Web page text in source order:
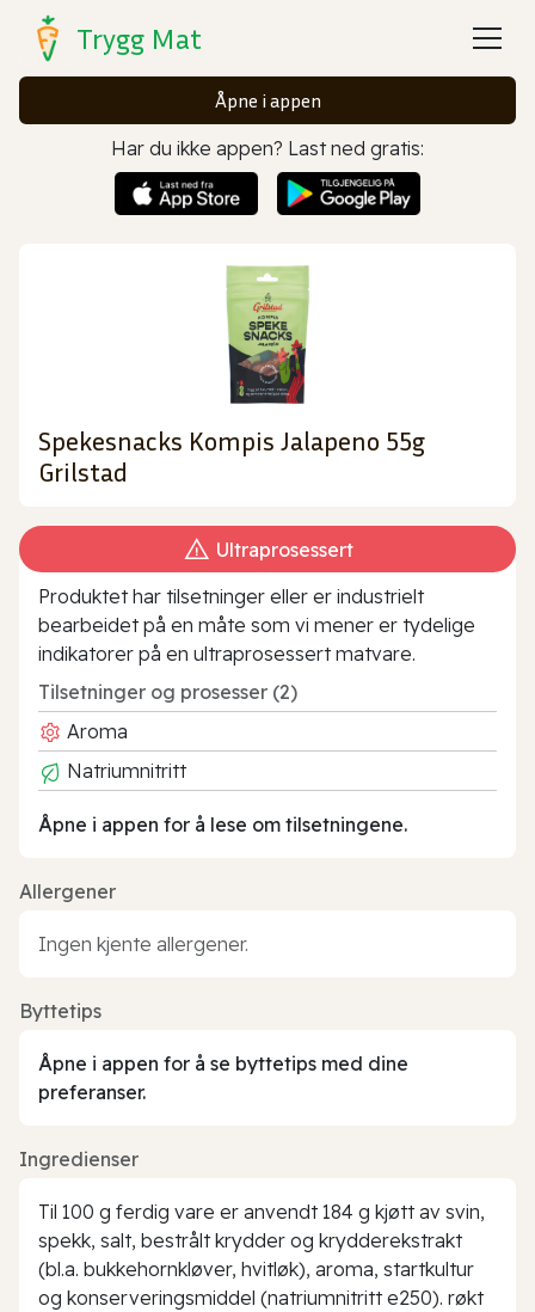
Trygg Mat
Åpne i appen
Har du ikke appen? Last ned gratis:
Spekesnacks Kompis Jalapeno 55g
Grilstad
Ultraprosessert
Produktet har tilsetninger eller er industrielt
bearbeidet på en måte som vi mener er tydelige
indikatorer på en ultraprosessert matvare.
Tilsetninger og prosesser (2)
Aroma
Natriumnitritt
Åpne i appen for å lese om tilsetningene.
Allergener
Ingen kjente allergener.
Byttetips
Åpne i appen for å se byttetips med dine
preferanser.
Ingredienser
Til 100 g ferdig vare er anvendt 184 g kjøtt av svin,
spekk, salt, bestrålt krydder og krydderekstrakt
(bl.a. bukkehornkløver, hvitløk), aroma, startkultur
og konserveringsmiddel (natriumnitritt e250). røkt